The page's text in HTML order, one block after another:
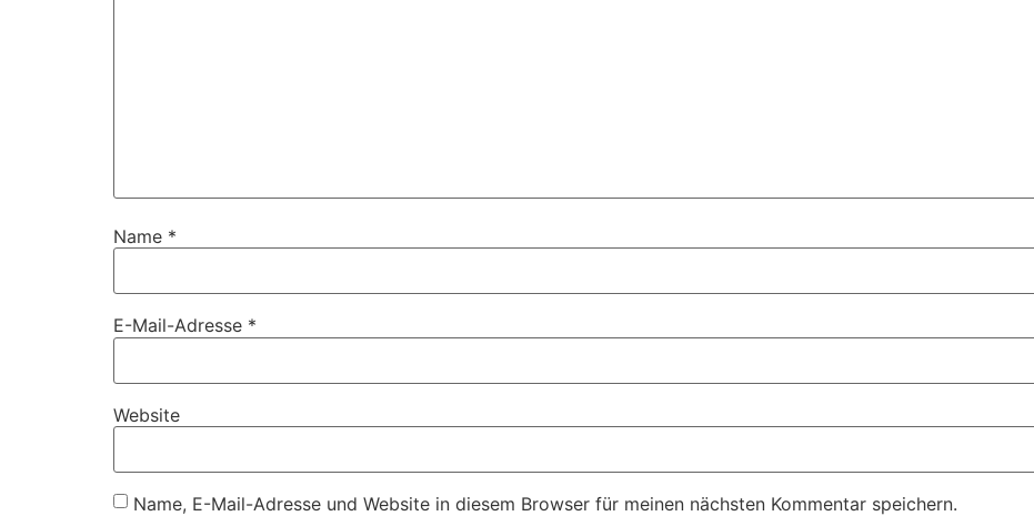
Name *
E-Mail-Adresse *
Website
Name, E-Mail-Adresse und Website in diesem Browser für meinen nächsten Kommentar speichern.